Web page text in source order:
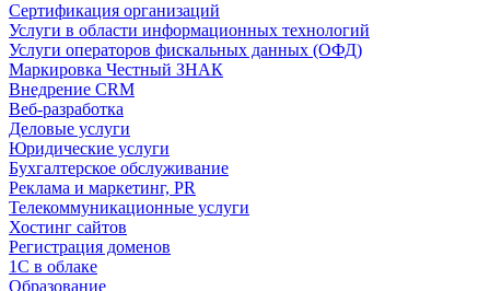
Сертификация организаций
Услуги в области информационных технологий
Услуги операторов фискальных данных (ОФД)
Маркировка Честный ЗНАК
Внедрение CRM
Веб-разработка
Деловые услуги
Юридические услуги
Бухгалтерское обслуживание
Реклама и маркетинг, PR
Телекоммуникационные услуги
Хостинг сайтов
Регистрация доменов
1С в облаке
Образование